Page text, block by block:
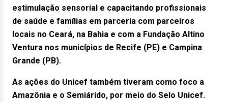
estimulação sensorial e capacitando profissionais
de saúde e famílias em parceria com parceiros
locais no Ceará, na Bahia e com a Fundação Altino
Ventura nos municípios de Recife (PE) e Campina
Grande (PB).
As ações do Unicef também tiveram como foco a
Amazônia e o Semiárido, por meio do Selo Unicef.